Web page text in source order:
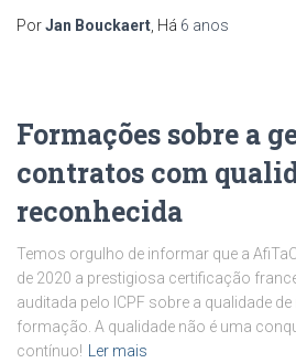
PorJan Bouckaert , Há 6 anos
Formações sobre a
contratos com
reconhecida
Temos orgulho de informar que a
de 2020 a prestigiosa certificação
auditada pelo ICPF sobre a qualidade
formação. A qualidade não é uma
contínuo!
Ler mais